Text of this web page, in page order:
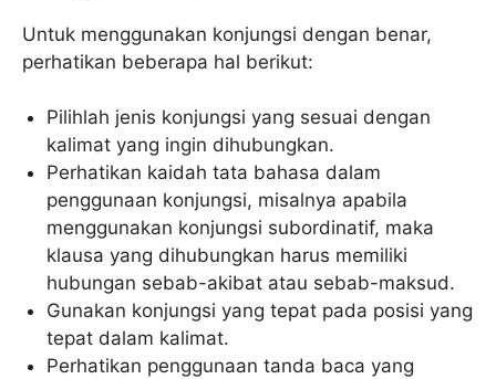
Untuk menggunakan konjungsi dengan benar,
perhatikan beberapa hal berikut:
Pilihlah jenis konjungsi yang sesuai dengan
kalimat yang ingin dihubungkan.
Perhatikan kaidah tata bahasa dalam
penggunaan konjungsi, misalnya apabila
menggunakan konjungsi subordinatif, maka
klausa yang dihubungkan harus memiliki
hubungan sebab-akibat atau sebab-maksud.
Gunakan konjungsi yang tepat pada posisi yang
tepat dalam kalimat.
Perhatikan penggunaan tanda baca yang